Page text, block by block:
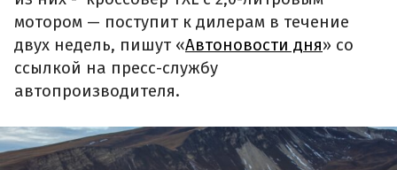
мотором — поступит к дилерам в течение
двух недель, пишут «Автоновости дня» со
ссылкой на пресс-службу
автопроизводителя.